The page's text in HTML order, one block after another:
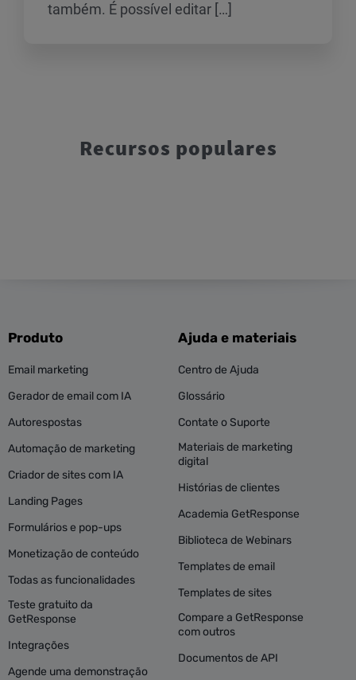
também. É possível editar […]
Recursos populares
Produto
Email marketing
Gerador de email com IA
Autorespostas
Automação de marketing
Criador de sites com IA
Landing Pages
Formulários e pop-ups
Monetização de conteúdo
Todas as funcionalidades
Teste gratuito da
GetResponse
Integrações
Agende uma demonstração
Ajuda e materiais
Centro de Ajuda
Glossário
Contate o Suporte
Materiais de marketing
digital
Histórias de clientes
Academia GetResponse
Biblioteca de Webinars
Templates de email
Templates de sites
Compare a GetResponse
com outros
Documentos de API